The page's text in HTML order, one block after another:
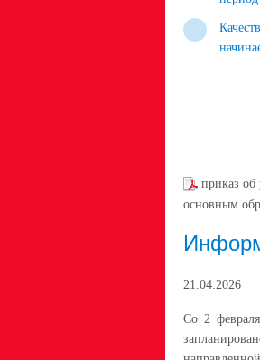
приказ об
основным
21.04.2026
Со 2